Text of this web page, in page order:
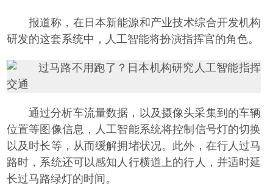
报道称，在日本新能源和产业技术综合开发机构
研发的这套系统中，人工智能将扮演指挥官的角色。
通过分析车流量数据，以及摄像头采集到的车辆
位置等图像信息，人工智能系统将控制信号灯的切换
以及时长等，从而缓解拥堵状况。此外，在行人过马
路时，系统还可以感知人行横道上的行人，并适时延
长过马路绿灯的时间。